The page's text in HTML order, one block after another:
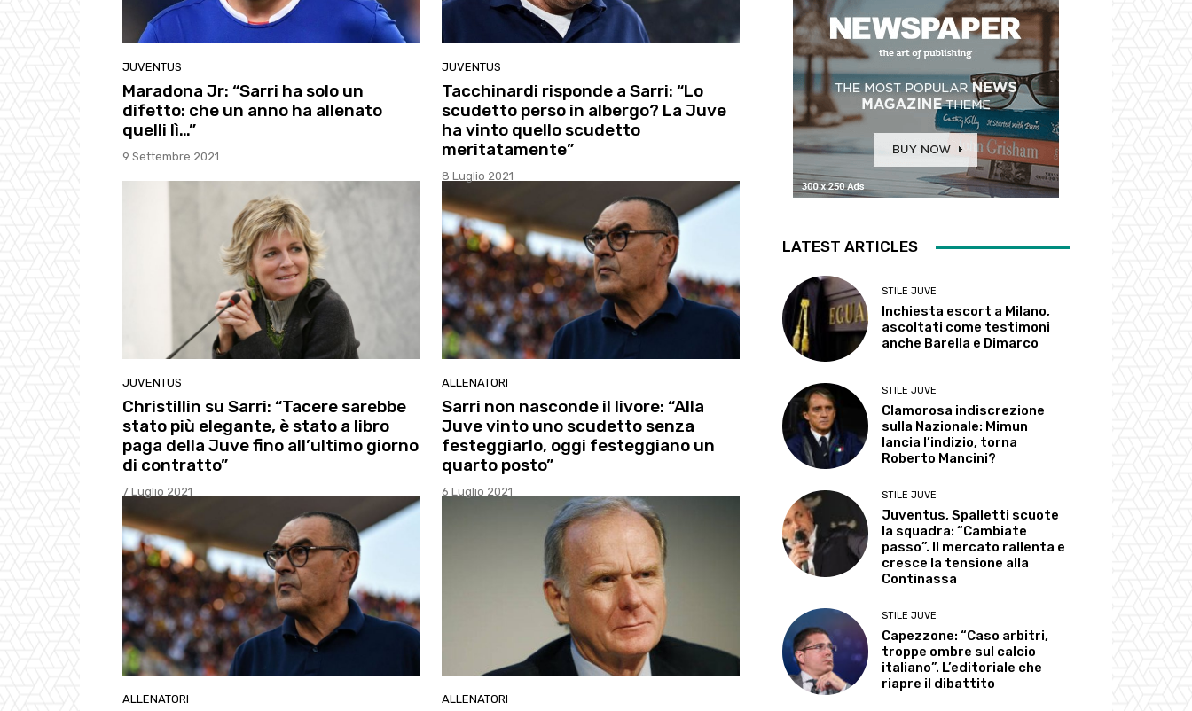
JUVENTUS
Maradona Jr: “Sarri ha solo un
difetto: che un anno ha allenato
quelli lì…”
9 Settembre 2021
JUVENTUS
Tacchinardi risponde a Sarri: “Lo
scudetto perso in albergo? La Juve
ha vinto quello scudetto
meritatamente”
8 Luglio 2021
JUVENTUS
Christillin su Sarri: “Tacere sarebbe
stato più elegante, è stato a libro
paga della Juve fino all’ultimo giorno
di contratto”
7 Luglio 2021
ALLENATORI
Sarri non nasconde il livore: “Alla
Juve vinto uno scudetto senza
festeggiarlo, oggi festeggiano un
quarto posto”
6 Luglio 2021
ALLENATORI ALLENATORI
LATEST ARTICLES
STILE JUVE
Inchiesta escort a Milano,
ascoltati come testimoni
anche Barella e Dimarco
STILE JUVE
Clamorosa indiscrezione
sulla Nazionale: Mimun
lancia l’indizio, torna
Roberto Mancini?
STILE JUVE
Juventus, Spalletti scuote
la squadra: “Cambiate
passo”. Il mercato rallenta e
cresce la tensione alla
Continassa
STILE JUVE
Capezzone: “Caso arbitri,
troppe ombre sul calcio
italiano”. L’editoriale che
riapre il dibattito